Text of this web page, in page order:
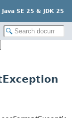
Java SE 25 & JDK 25